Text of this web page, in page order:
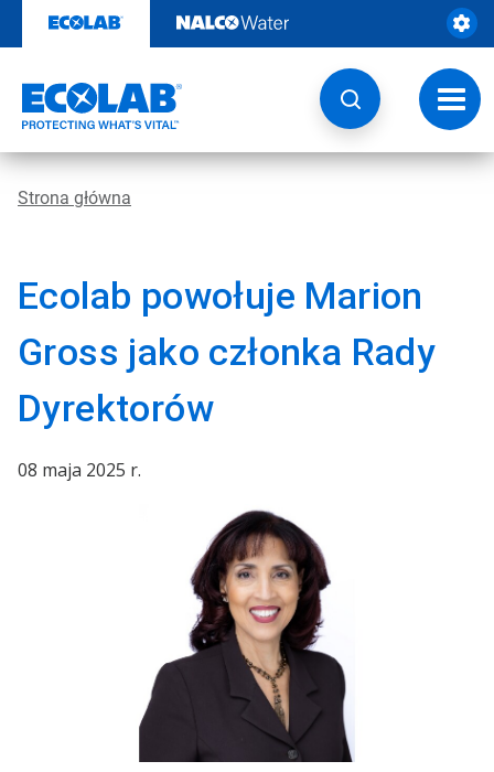
zawartości
Strona główna
Ecolab powołuje Marion
Gross jako członka Rady
Dyrektorów
08 maja 2025 r.